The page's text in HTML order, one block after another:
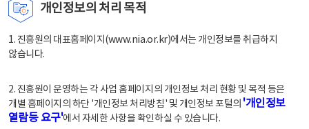
개인정보의 처리 목적
1. 진흥원의 대표홈페이지(www.nia.or.kr)에서는 개인정보를 취급하지
않습니다.
2. 진흥원이 운영하는 각 사업 홈페이지의 개인정보 처리 현황 및 목적 등은
개별 홈페이지의 하단 '개인정보 처리방침' 및 개인정보 포털의 '개인정보
열람등 요구'에서 자세한 사항을 확인하실 수 있습니다.